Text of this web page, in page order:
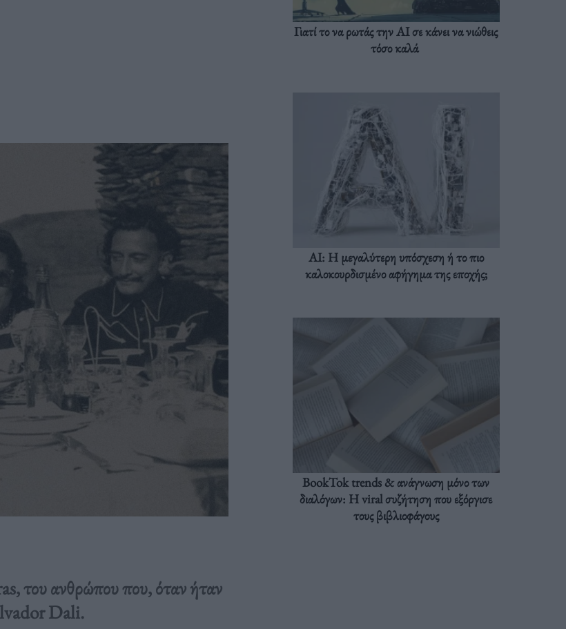
του ανθρώπου που, όταν ήταν
Dali.
Γιατί το να ρωτάς την AI σε κάνει να νιώθεις
τόσο καλά
AI: Η μεγαλύτερη υπόσχεση ή το πιο
καλοκουρδισμένο αφήγημα της εποχής;
BookTok trends & ανάγνωση μόνο των
διαλόγων: Η viral συζήτηση που εξόργισε
τους βιβλιοφάγους